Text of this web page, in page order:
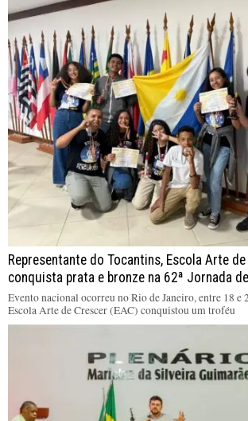
Representante do Tocantins, Escola Arte
conquista prata e bronze na 62ª Jornada
Evento nacional ocorreu no Rio de Janeiro, entre 18 e
Escola Arte de Crescer (EAC) conquistou um troféu